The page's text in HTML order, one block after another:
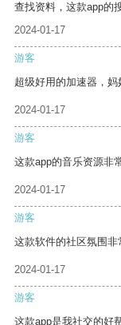
查找资料，这款app的
2024-01-17
游客
超级好用的加速器，妈
2024-01-17
游客
这款app的音乐资源非
2024-01-17
游客
这款软件的社区氛围非
2024-01-17
游客
这款app是我社交的好